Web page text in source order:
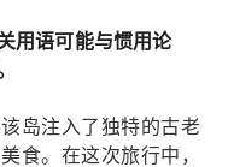
用语可能与惯用论
岛注入了独特的古老
食。在这次旅行中，